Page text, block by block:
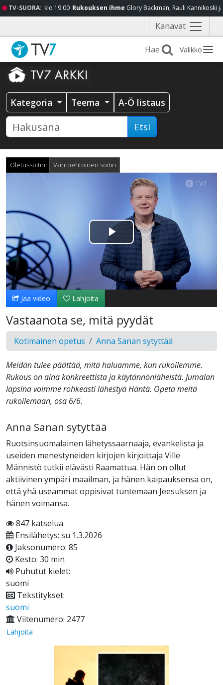
TV-SUORA: klo 19.00 Rukouksen ihme Glory Backman, Rauli Kannikoski
Kanavat Näytä
valikko
Valikko
Kategoria Teema A-Ö listaus
Etsi
Oletussoitin Vaihtoehtoinen soitin
Toista
Video
Jaa video Lahjoita
Vastaanota se, mitä pyydät
Kotimainen opetus Anna Sanan sytyttää
Meidän tulee päättää, mitä haluamme, kun rukoilemme.
Rukous on aina konkreettista ja käytännönläheistä. Jumalan
lapsina voimme rohkeasti lähestyä Häntä. Opeta meitä
rukoilemaan, osa 6/6.
Anna Sanan sytyttää
Ruotsinsuomalainen lähetyssaarnaaja, evankelista ja
useiden menestyneiden kirjojen kirjoittaja Ville
Männistö tutkii elävästi Raamattua. Hän on ollut
aktiivinen ympäri maailman, ja hänen kaipauksensa on,
että yhä useammat oppisivat tuntemaan Jeesuksen ja
hänen voimansa.
847 katselua
Ensilähetys: su 1.3.2026
Jaksonumero: 85
Kesto: 30 min
Puhutut kielet:
suomi
Tekstitykset:
suomi
Viitenumero: 2477
Lahjoita